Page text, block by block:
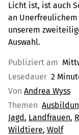
Licht ist, ist auch
an
unserem
Auswahl.
Publiziert am
Lesedauer 2
Von Andrea Wyss
Themen
Jagd Landfrauen
Wildtiere Wolf